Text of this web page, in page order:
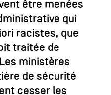
être menées
qui
racistes, que
traitée de
ministères
de sécurité
cesser les